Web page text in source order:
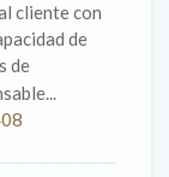
cliente con
de
de